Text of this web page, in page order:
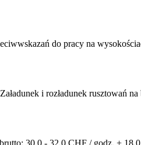
do pracy na
i rozładunek rusztowań
30,0 - 32,0 CHF / godz. +